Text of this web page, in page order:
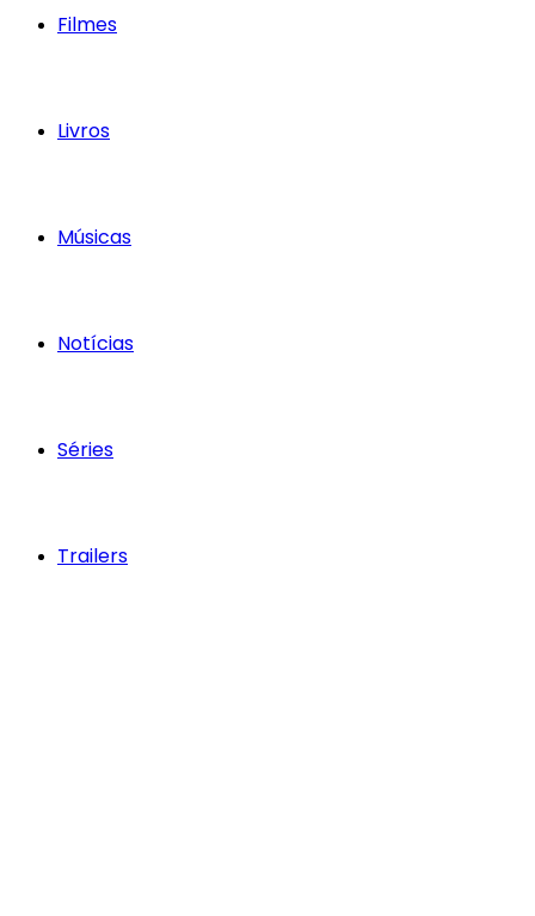
Filmes
Livros
Músicas
Notícias
Séries
Trailers